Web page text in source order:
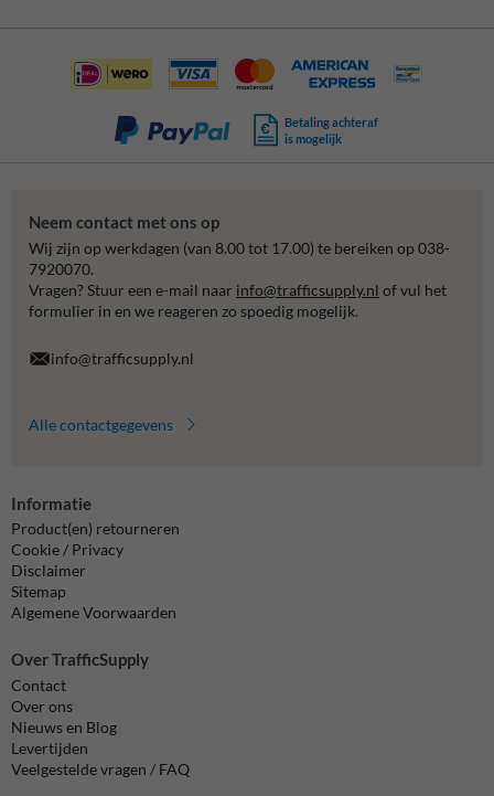
Betaling achteraf
is mogelijk
Neem contact met ons op
Wij zijn op werkdagen (van 8.00 tot 17.00) te bereiken op 038-
7920070.
Vragen? Stuur een e-mail naar info@trafficsupply.nl of vul het
formulier in en we reageren zo spoedig mogelijk.
info@trafficsupply.nl
Alle contactgegevens
Informatie
Product(en) retourneren
Cookie / Privacy
Disclaimer
Sitemap
Algemene Voorwaarden
Over TrafficSupply
Contact
Over ons
Nieuws en Blog
Levertijden
Veelgestelde vragen / FAQ